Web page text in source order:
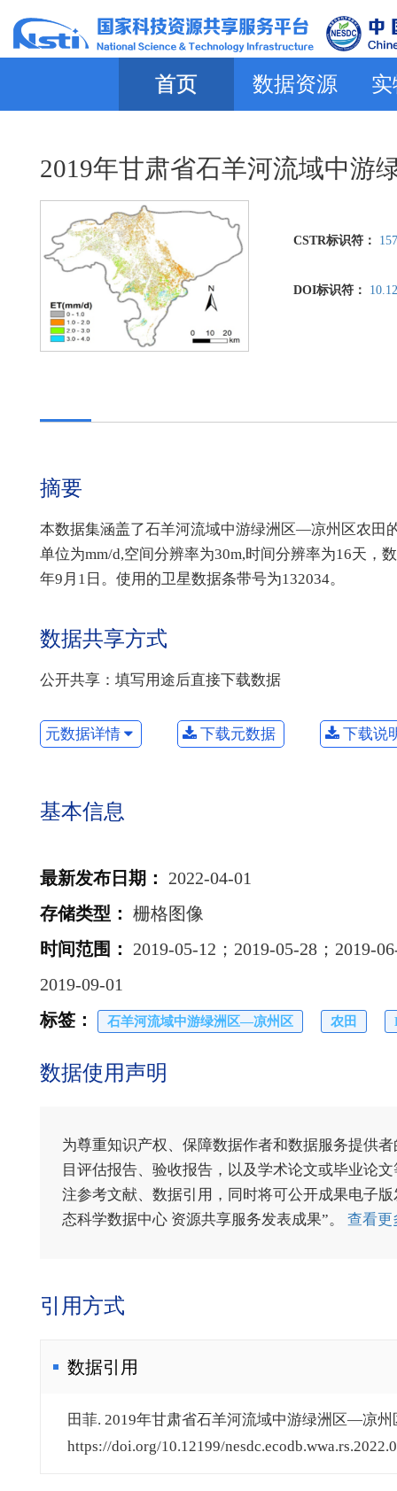
首页 数据资源
2019年甘肃省石羊河流域中游
CSTR标识符：
DOI标识符：
摘要
本数据集涵盖了石羊河流域中游绿洲区—凉州区农田
单位为mm/d,空间分辨率为30m,时间分辨率为16天，
年9月1日。使用的卫星数据条带号为132034。
数据共享方式
公开共享：填写用途后直接下载数据
元数据详情 下载元数据 下载说
基本信息
最新发布日期 ：
2022-04-01
存储类型 ： 栅格图像
时间范围 ：
2019-05-12；2019-05-28；2019-
2019-09-01
标签 ： 石羊河流域中游绿洲区—凉州区 农田
数据使用声明
为尊重知识产权、保障数据作者和数据服务提供
目评估报告、验收报告，以及学术论文或毕业论
注参考文献、数据引用，同时将可公开成果电子
态科学数据中心 资源共享服务发表成果”。 查看
引用方式
数据引用
田菲. 2019年甘肃省石羊河流域中游绿洲区—凉
https://doi.org/10.12199/